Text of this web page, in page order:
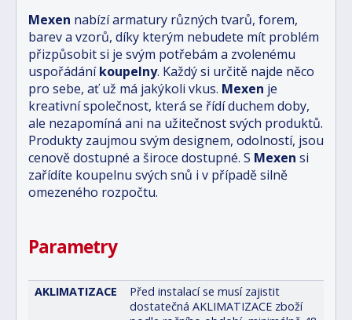
Mexen nabízí armatury různých tvarů, forem,
barev a vzorů, díky kterým nebudete mít problém
přizpůsobit si je svým potřebám a zvolenému
uspořádání koupelny. Každý si určitě najde něco
pro sebe, ať už má jakýkoli vkus. Mexen je
kreativní společnost, která se řídí duchem doby,
ale nezapomíná ani na užitečnost svých produktů.
Produkty zaujmou svým designem, odolností, jsou
cenově dostupné a široce dostupné. S Mexen si
zařídíte koupelnu svých snů i v případě silně
omezeného rozpočtu.
Parametry
AKLIMATIZACE
Před instalací se musí zajistit
dostatečná AKLIMATIZACE zboží